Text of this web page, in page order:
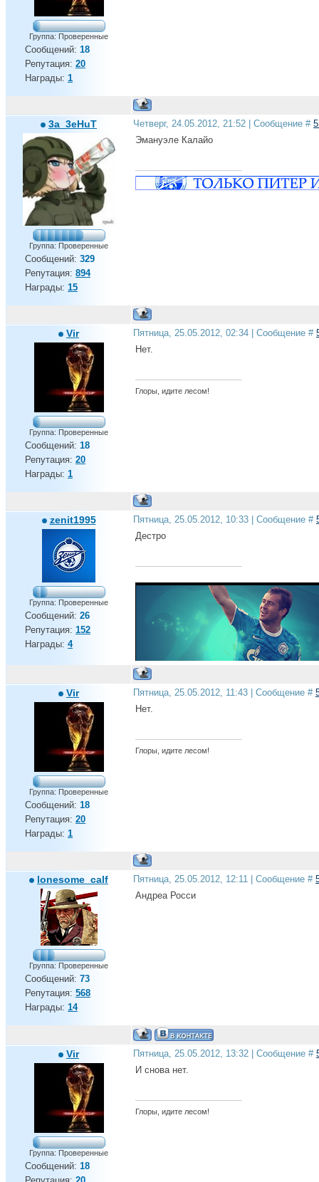
Группа: Проверенные
Сообщений: 18
Репутация: 20
Награды: 1
3a_3eHuT
Группа: Проверенные
Сообщений: 329
Репутация: 894
Награды: 15
Четверг, 24.05.2012, 21:52 | Сообщение #
Эмануэле Калайо
Vir
Группа: Проверенные
Сообщений: 18
Репутация: 20
Награды: 1
Пятница, 25.05.2012, 02:34 | Сообщение #
Нет.
Глоры, идите лесом!
zenit1995
Группа: Проверенные
Сообщений: 26
Репутация: 152
Награды: 4
Пятница, 25.05.2012, 10:33 | Сообщение #
Дестро
Vir
Группа: Проверенные
Сообщений: 18
Репутация: 20
Награды: 1
Пятница, 25.05.2012, 11:43 | Сообщение #
Нет.
Глоры, идите лесом!
lonesome_calf
Группа: Проверенные
Сообщений: 73
Репутация: 568
Награды: 14
Пятница, 25.05.2012, 12:11 | Сообщение #
Андреа Росси
Vir
Группа: Проверенные
Сообщений: 18
Пятница, 25.05.2012, 13:32 | Сообщение #
И снова нет.
Глоры, идите лесом!